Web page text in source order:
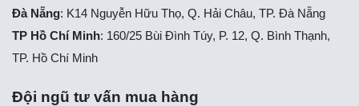
Đà Nẵng: K14 Nguyễn Hữu Thọ, Q. Hải Châu, TP. Đà Nẵng
TP Hồ Chí Minh: 160/25 Bùi Đình Túy, P. 12, Q. Bình Thạnh,
TP. Hồ Chí Minh
Đội ngũ tư vấn mua hàng